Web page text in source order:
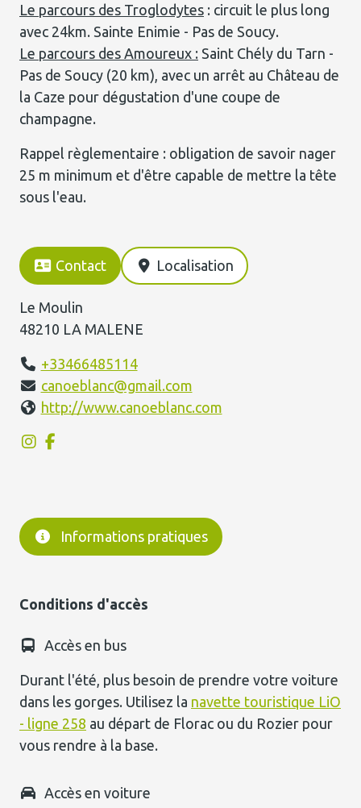
Le parcours des Troglodytes : circuit le plus long
avec 24km. Sainte Enimie - Pas de Soucy.
Le parcours des Amoureux : Saint Chély du Tarn -
Pas de Soucy (20 km), avec un arrêt au Château de
la Caze pour dégustation d'une coupe de
champagne.
Rappel règlementaire : obligation de savoir nager
25 m minimum et d'être capable de mettre la tête
sous l'eau.
Contact Localisation
Le Moulin
48210 LA MALENE
+33466485114
canoeblanc@gmail.com
http://www.canoeblanc.com
Informations pratiques
Conditions d'accès
Accès en bus
Durant l'été, plus besoin de prendre votre voiture
dans les gorges. Utilisez la navette touristique LiO
- ligne 258 au départ de Florac ou du Rozier pour
vous rendre à la base.
Accès en voiture